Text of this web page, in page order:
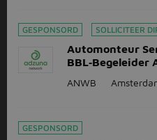
GESPONSORD SOLLICITEER
Automonteur
BBL‑Begeleider
ANWB
GESPONSORD